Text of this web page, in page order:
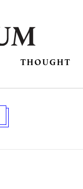
THOUGHT